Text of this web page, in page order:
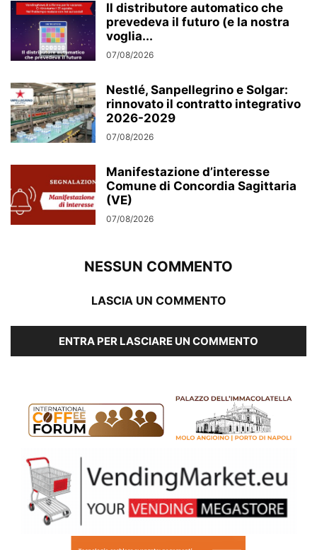
Il distributore automatico che
prevedeva il futuro (e la nostra
voglia...
07/08/2026
Nestlé, Sanpellegrino e Solgar:
rinnovato il contratto integrativo
2026-2029
07/08/2026
Manifestazione d’interesse
Comune di Concordia Sagittaria
(VE)
07/08/2026
NESSUN COMMENTO
LASCIA UN COMMENTO
ENTRA PER LASCIARE UN COMMENTO